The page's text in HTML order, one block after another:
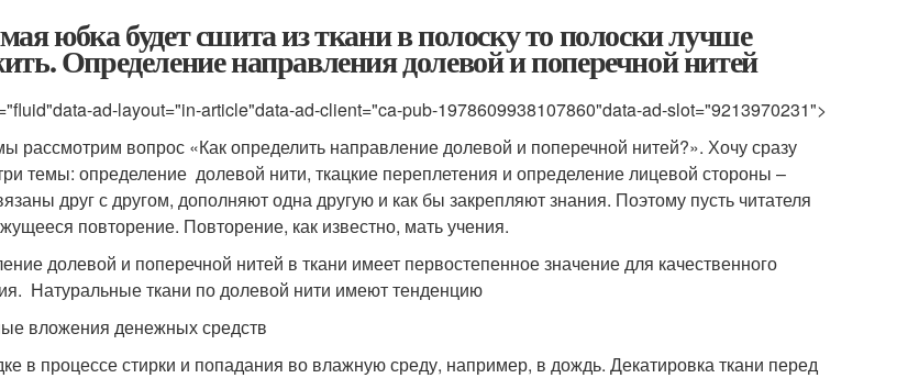
юбка будет сшита из ткани в полоску то полоски лучше
Определение направления долевой и поперечной нитей
ad-layout="in-article"data-ad-client="ca-pub-1978609938107860"data-ad-slot="9213970231">
рассмотрим вопрос «Как определить направление долевой и поперечной нитей?». Хочу сразу
темы: определение долевой нити, ткацкие переплетения и определение лицевой стороны –
друг с другом, дополняют одна другую и как бы закрепляют знания. Поэтому пусть читателя
повторение. Повторение, как известно, мать учения.
долевой и поперечной нитей в ткани имеет первостепенное значение для качественного
Натуральные ткани по долевой нити имеют тенденцию
вложения денежных средств
в процессе стирки и попадания во влажную среду, например, в дождь. Декатировка ткани перед